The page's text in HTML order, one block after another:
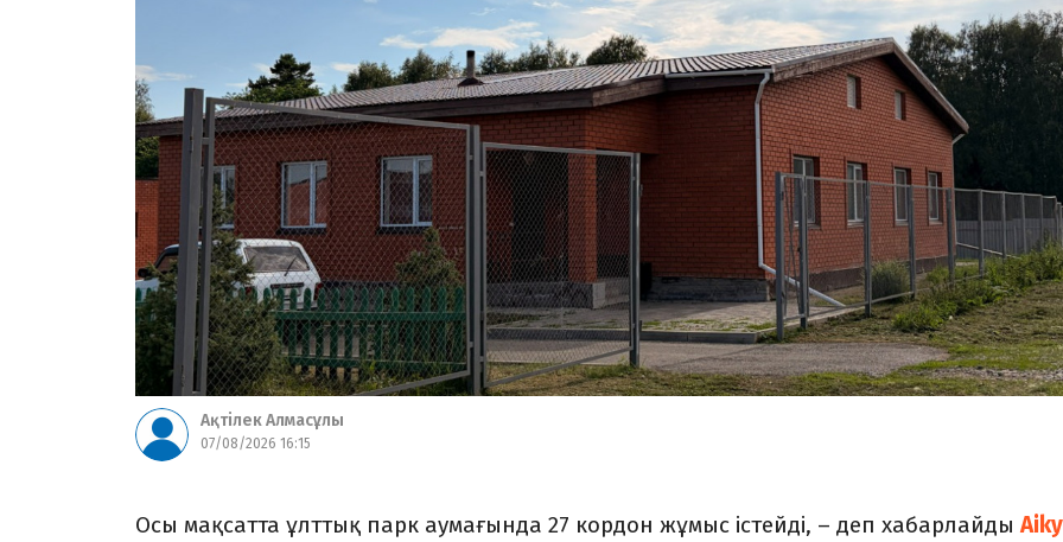
Ақтілек Алмасұлы
07/08/2026 16:15
Осы мақсатта ұлттық парк аумағында 27 кордон жұмыс істейді, – деп хабарлайды